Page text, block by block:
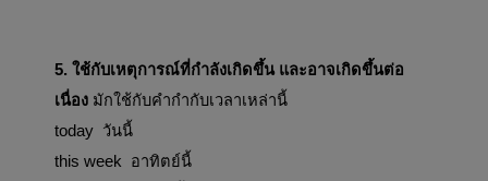
5. ใช้กับเหตุการณ์ที่กำลังเกิดขึ้น และอาจเกิดขึ้นต่อ
เนื่อง มักใช้กับคำกำกับเวลาเหล่านี้
today  วันนี้
this week  อาทิตย์นี้